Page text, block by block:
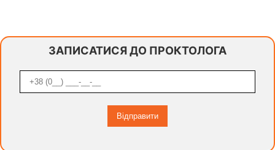
ЗАПИСАТИСЯ ДО ПРОКТОЛОГА